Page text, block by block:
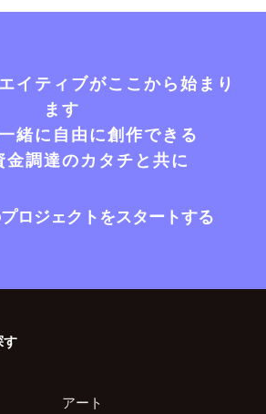
イティブがここから始まり
ます
緒に自由に創作できる
金調達のカタチと共に
ロジェクトをスタートする
す
アート